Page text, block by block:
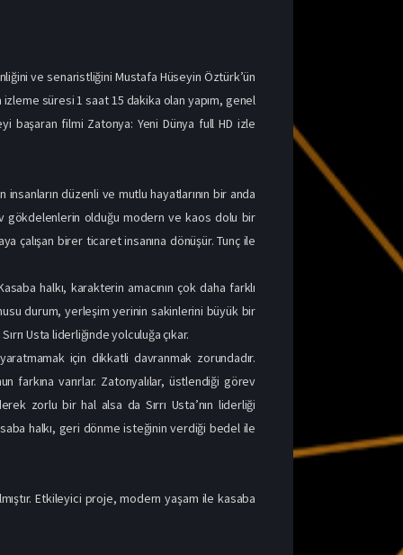
ve senaristliğini Mustafa Hüseyin Öztürk’ün
süresi 1 saat 15 dakika olan yapım, genel
başaran filmi Zatonya: Yeni Dünya full HD izle
insanların düzenli ve mutlu hayatlarının bir anda
gökdelenlerin olduğu modern ve kaos dolu bir
çalışan birer ticaret insanına dönüşür. Tunç ile
halkı, karakterin amacının çok daha farklı
durum, yerleşim yerinin sakinlerini büyük bir
Usta liderliğinde yolculuğa çıkar.
için dikkatli davranmak zorundadır.
farkına varırlar. Zatonyalılar, üstlendiği görev
zorlu bir hal alsa da Sırrı Usta’nın liderliği
halkı, geri dönme isteğinin verdiği bedel ile
Etkileyici proje, modern yaşam ile kasaba